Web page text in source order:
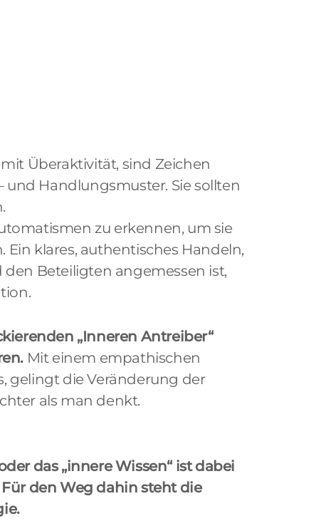
Überaktivität, sind Zeichen
und Handlungsmuster. Sie sollten
zu erkennen, um sie
Ein klares, authentisches Handeln,
Beteiligten angemessen ist,
„Inneren Antreiber“
Mit einem empathischen
gelingt die Veränderung der
als man denkt.
das „innere Wissen“ ist dabei
den Weg dahin steht die